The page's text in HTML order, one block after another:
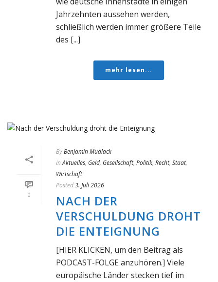
Jahrzehnten aussehen werden,
schließlich werden immer größere Teile
des [...]
mehr lesen...
0
ByBenjamin Mudlack
In Aktuelles, Geld, Gesellschaft, Politik, Recht, Staat,
Wirtschaft
Posted3. Juli 2026
NACH DER
VERSCHULDUNG DROHT
DIE ENTEIGNUNG
[HIER KLICKEN, um den Beitrag als
PODCAST-FOLGE anzuhören.] Viele
europäische Länder stecken tief im